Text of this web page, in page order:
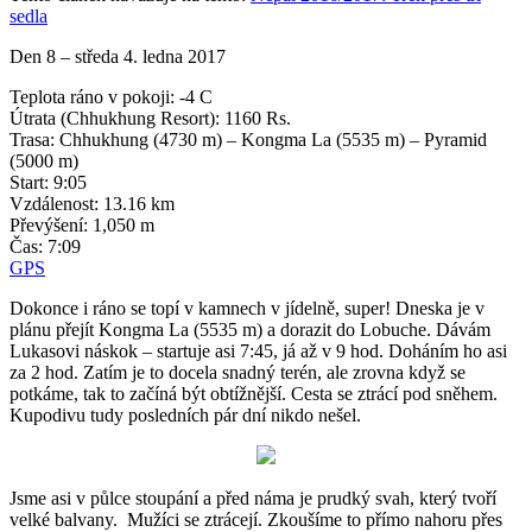
sedla
Den 8 – středa 4. ledna 2017
Teplota ráno v pokoji: -4 C
Útrata (Chhukhung Resort): 1160 Rs.
Trasa: Chhukhung (4730 m) – Kongma La (5535 m) – Pyramid
(5000 m)
Start: 9:05
Vzdálenost: 13.16 km
Převýšení: 1,050 m
Čas: 7:09
GPS
Dokonce i ráno se topí v kamnech v jídelně, super! Dneska je v
plánu přejít Kongma La (5535 m) a dorazit do Lobuche. Dávám
Lukasovi náskok – startuje asi 7:45, já až v 9 hod. Doháním ho asi
za 2 hod. Zatím je to docela snadný terén, ale zrovna když se
potkáme, tak to začíná být obtížnější. Cesta se ztrácí pod sněhem.
Kupodivu tudy posledních pár dní nikdo nešel.
Jsme asi v půlce stoupání a před náma je prudký svah, který tvoří
velké balvany. Mužíci se ztrácejí. Zkoušíme to přímo nahoru přes